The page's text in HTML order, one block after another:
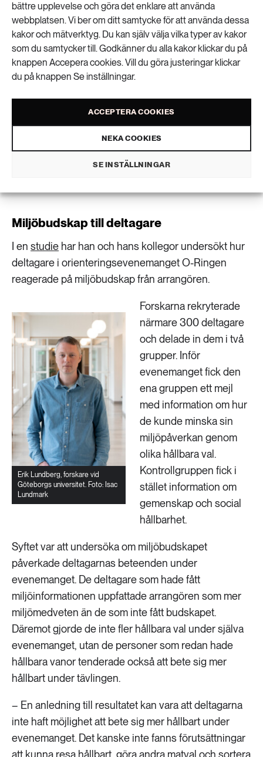
bättre upplevelse och göra det enklare att använda
webbplatsen. Vi ber om ditt samtycke för att använda dessa
kakor och mätverktyg. Du kan själv välja vilka typer av kakor
som du samtycker till. Godkänner du alla kakor klickar du på
knappen Accepera cookies. Vill du göra justeringar klickar
du på knappen Se inställningar.
ACCEPTERA COOKIES
NEKA COOKIES
SE INSTÄLLNINGAR
Evenemang kan enligt honom vara en bra arena för
att påverka och inspirera deltagare.
– När människor lämnar vardagen och går in i ett
evenemang uppstår ett sammanhang och en vi-
går in lite i varandra. Just det kollektiva och vi-
känslan blir starkare under evenemang med
likasinnade och där kan man också uppmuntra till
Miljöbudskap till deltagare
I en studie har han och hans kollegor undersökt hur
deltagare i orienteringsevenemanget O-Ringen
reagerade på miljöbudskap från arrangören.
Erik Lundberg, forskare vid
Göteborgs universitet. Foto: Isac
Lundmark
Forskarna rekryterade
närmare 300 deltagare
och delade in dem i två
grupper. Inför
evenemanget fick den
ena gruppen ett mejl
med information om hur
de kunde minska sin
miljöpåverkan genom
olika hållbara val.
Kontrollgruppen fick i
stället information om
gemenskap och social
hållbarhet.
Syftet var att undersöka om miljöbudskapet
påverkade deltagarnas beteenden under
evenemanget. De deltagare som hade fått
miljöinformationen uppfattade arrangören som mer
miljömedveten än de som inte fått budskapet.
Däremot gjorde de inte fler hållbara val under själva
evenemanget, utan de personer som redan hade
hållbara vanor tenderade också att bete sig mer
hållbart under tävlingen.
– En anledning till resultatet kan vara att deltagarna
inte haft möjlighet att bete sig mer hållbart under
evenemanget. Det kanske inte fanns förutsättningar
att kunna resa hållbart, göra andra matval och sortera